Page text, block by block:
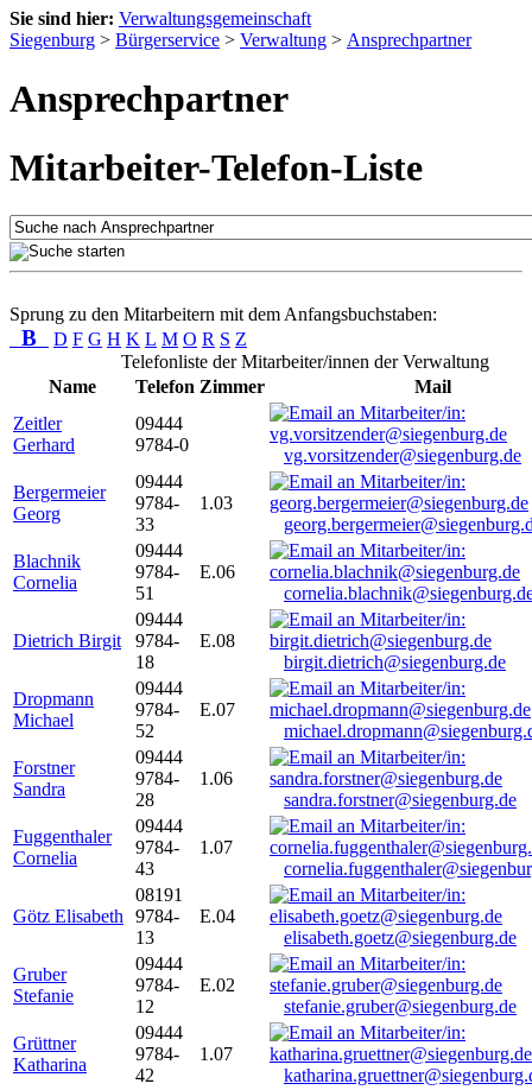
Sie sind hier: Verwaltungsgemeinschaft
Siegenburg > Bürgerservice > Verwaltung > Ansprechpartner
Ansprechpartner
Mitarbeiter-Telefon-Liste
Sprung zu den Mitarbeitern mit dem Anfangsbuchstaben:
B D F G H K L M O R S Z
Telefonliste der Mitarbeiter/innen der Verwaltung
Name
Telefon Zimmer
Mail
Zeitler
Gerhard
09444
9784-0
vg.vorsitzender@siegenburg.de
Bergermeier
Georg
09444
9784-
33
1.03
Blachnik
Cornelia
09444
9784-
51
E.06
Dietrich Birgit
09444
9784-
18
E.08
birgit.dietrich@siegenburg.de
Dropmann
Michael
09444
9784-
52
E.07
Forstner
Sandra
09444
9784-
28
1.06
sandra.forstner@siegenburg.de
Fuggenthaler
Cornelia
09444
9784-
43
1.07
Götz Elisabeth
08191
9784-
13
E.04
elisabeth.goetz@siegenburg.de
Gruber
Stefanie
09444
9784-
12
E.02
stefanie.gruber@siegenburg.de
Grüttner
Katharina
09444
9784-
42
1.07